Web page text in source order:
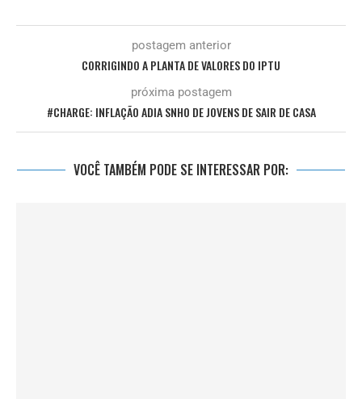
postagem anterior
CORRIGINDO A PLANTA DE VALORES DO IPTU
próxima postagem
#CHARGE: INFLAÇÃO ADIA SNHO DE JOVENS DE SAIR DE CASA
VOCÊ TAMBÉM PODE SE INTERESSAR POR: